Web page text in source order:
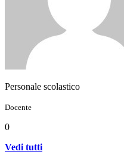
Personale scolastico
Docente
0
Vedi tutti